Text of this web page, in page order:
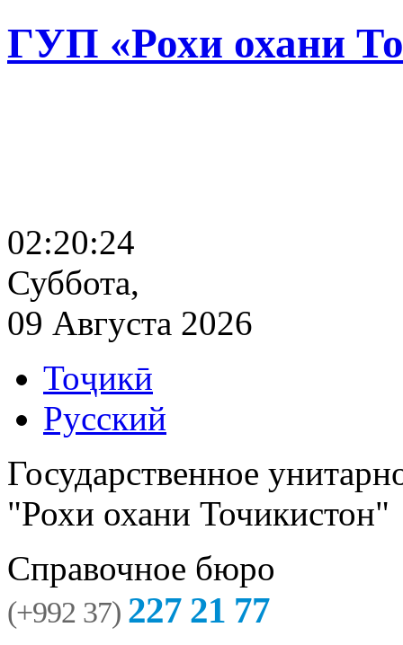
ГУП «Рохи охани
02:20:25
Суббота,
09 Августа 2026
Тоҷикӣ
Русский
Государственное
"Рохи охани Точикистон"
Справочное бюро
(+992 37) 227 21 77